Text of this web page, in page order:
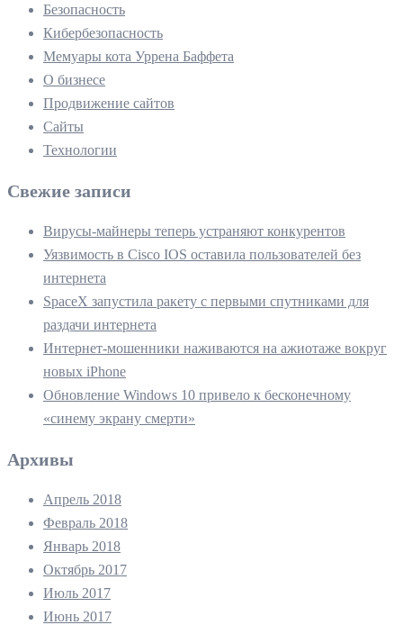
Безопасность
Кибербезопасность
Мемуары кота Уррена Баффета
О бизнесе
Продвижение сайтов
Сайты
Технологии
Свежие записи
Вирусы-майнеры теперь устраняют конкурентов
Уязвимость в Cisco IOS оставила пользователей без
интернета
SpaceX запустила ракету с первыми спутниками для
раздачи интернета
Интернет-мошенники наживаются на ажиотаже вокруг
новых iPhone
Обновление Windows 10 привело к бесконечному
«синему экрану смерти»
Архивы
Апрель 2018
Февраль 2018
Январь 2018
Октябрь 2017
Июль 2017
Июнь 2017